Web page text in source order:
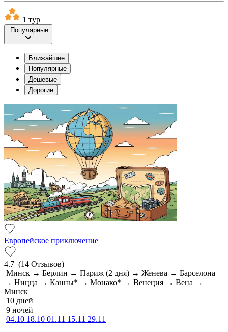
1 тур
Популярные
Ближайшие
Популярные
Дешевые
Дорогие
Европейское приключение
4.7 (14 Отзывов)
Минск → Берлин → Париж (2 дня) → Женева → Барселона
→ Ницца → Канны* → Монако* → Венеция → Вена →
Минск
10 дней
9 ночей
04.10 18.10 01.11 15.11 29.11